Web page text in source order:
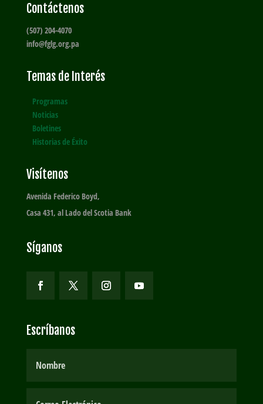
Contáctenos
(507) 204-4070
info@fglg.org.pa
Temas de Interés
Programas
Noticias
Boletines
Historias de Éxito
Visítenos
Avenida Federico Boyd,
Casa 431, al Lado del Scotia Bank
Síganos
Escríbanos